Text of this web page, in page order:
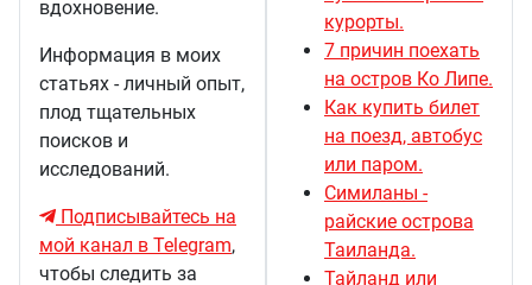
вдохновение.
Информация в моих
статьях - личный опыт,
плод тщательных
поисков и
исследований.
Подписывайтесь на
мой канал в Telegram,
чтобы следить за
курорты.
7 причин поехать
на остров Ко Липе.
Как купить билет
на поезд, автобус
или паром.
Симиланы -
райские острова
Таиланда.
Тайланд или